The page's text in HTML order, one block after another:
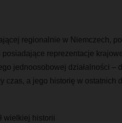
regionalnie w Niemczech,
posiadające reprezentacje
jednoosobowej działalności
czas, a jego historię w
wielkiej historii